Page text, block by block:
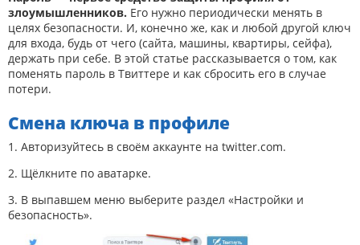
злоумышленников. Его нужно периодически менять в
целях безопасности. И, конечно же, как и любой другой ключ
для входа, будь от чего (сайта, машины, квартиры, сейфа),
держать при себе. В этой статье рассказывается о том, как
поменять пароль в Твиттере и как сбросить его в случае
потери.
Смена ключа в профиле
1. Авторизуйтесь в своём аккаунте на twitter.com.
2. Щёлкните по аватарке.
3. В выпавшем меню выберите раздел «Настройки и
безопасность».